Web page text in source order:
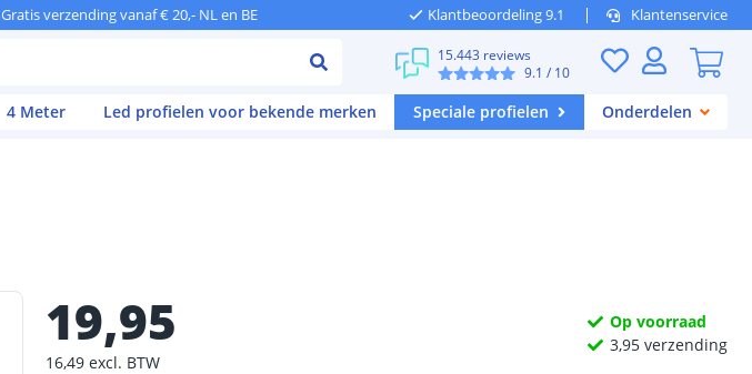
Gratis verzending vanaf € 20,- NL en BE Klantbeoordeling 9.1 Klantenservice
15.443 reviews
9.1 / 10
4 Meter Led profielen voor bekende merken Speciale profielen Onderdelen
19,95
16,49 excl. BTW
Op voorraad
3,95 verzending